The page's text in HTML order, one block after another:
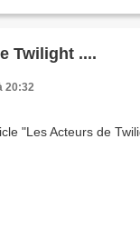
Twilight ....
20:32